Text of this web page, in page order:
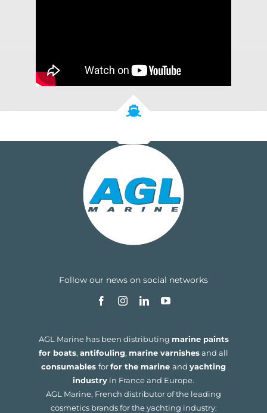
Follow our news on social networks
AGL Marine has been distributing marine paints
for boats, antifouling, marine varnishesand all
consumables forfor the marine and yachting
industry in France and Europe.
AGL Marine, French distributor of the leading
cosmetics brands for the yachting industry: